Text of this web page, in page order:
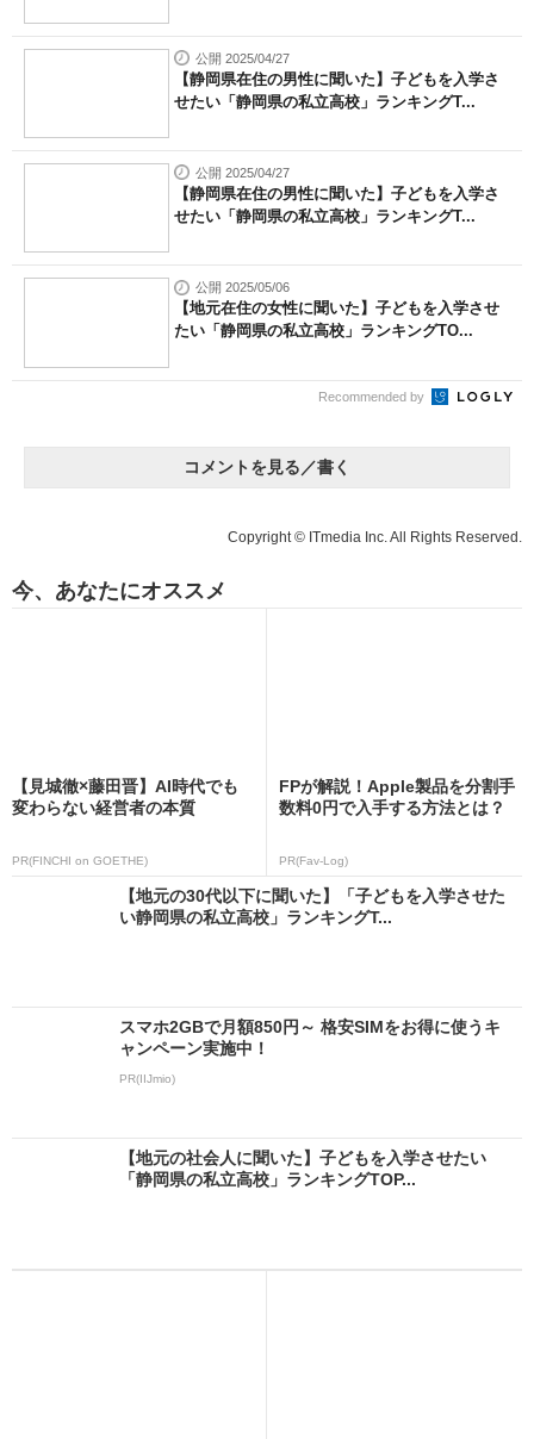
公開 2025/04/27
【静岡県在住の男性に聞いた】子どもを入学さ
せたい「静岡県の私立高校」ランキングT...
公開 2025/04/27
【静岡県在住の男性に聞いた】子どもを入学さ
せたい「静岡県の私立高校」ランキングT...
公開 2025/05/06
【地元在住の女性に聞いた】子どもを入学させ
たい「静岡県の私立高校」ランキングTO...
Recommended by
コメントを見る／書く
Copyright © ITmedia Inc. All Rights Reserved.
今、あなたにオススメ
【見城徹×藤田晋】AI時代でも
変わらない経営者の本質
PR(FINCHI on GOETHE)
FPが解説！Apple製品を分割手
数料0円で入手する方法とは？
PR(Fav-Log)
【地元の30代以下に聞いた】「子どもを入学させた
い静岡県の私立高校」ランキングT...
スマホ2GBで月額850円～ 格安SIMをお得に使うキ
ャンペーン実施中！
PR(IIJmio)
【地元の社会人に聞いた】子どもを入学させたい
「静岡県の私立高校」ランキングTOP...